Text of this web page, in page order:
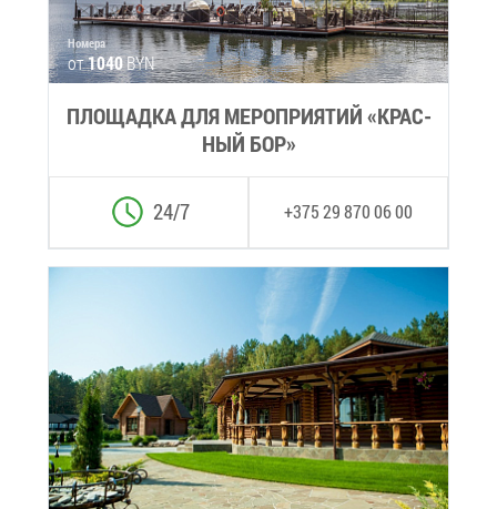
Но­ме­ра
от1040BYN
ПЛО­ЩАД­КА ДЛЯ МЕ­РО­ПРИ­Я­ТИЙ «КРАС­
НЫЙ БОР»
+375 29 870 06 00
24/7